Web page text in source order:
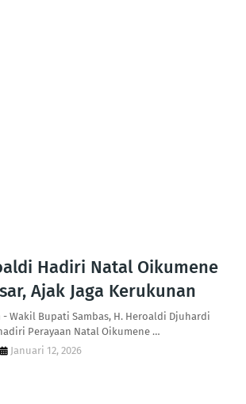
Hadiri Natal Oikumene
Ajak Jaga Kerukunan
Wakil Bupati Sambas, H. Heroaldi Djuhardi
Perayaan Natal Oikumene …
Januari 12, 2026